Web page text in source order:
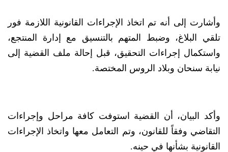
وأشارت إلى أنه تم اتخاذ الإجراءات القانونية اللازمة فور
تلقي البلاغ، وضبط المتهم بالتنسيق مع إدارة المنتجع،
واستكمال إجراءات التحقيق، قبل إحالة ملف القضية إلى
نيابة سنحان وبلاد الروس المختصة.
وأكد البيان، أن القضية استوفت كافة مراحل وإجراءات
التقاضي وفقاً للقانون، وتم التعامل معها واتخاذ الإجراءات
القانونية بشأنها في حينه.